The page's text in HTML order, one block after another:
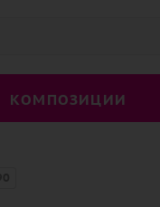
КОМПОЗИЦИИ